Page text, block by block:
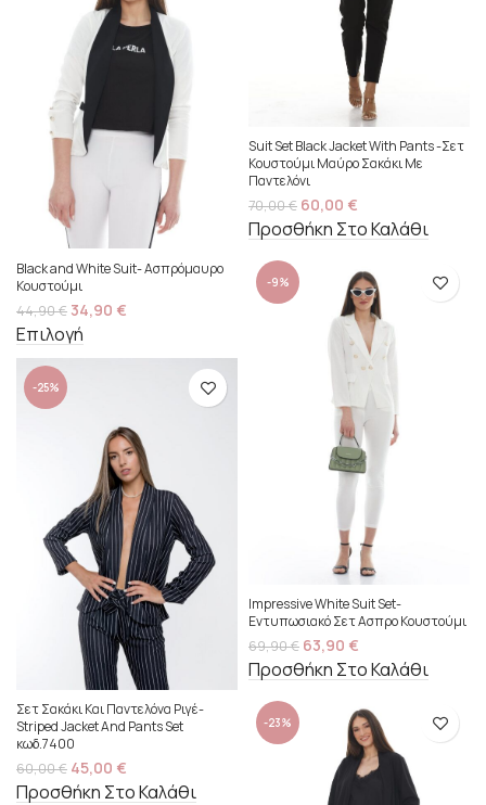
Suit Set Black Jacket With Pants -Σετ
Κουστούμι Μαύρο Σακάκι Με
Παντελόνι
70,00€ 60,00 €
Προσθήκη Στο Καλάθι
Black and White Suit- Ασπρόμαυρο
Κουστούμι
44,90€ 34,90 €
Επιλογή
-9%
Impressive White Suit Set-
Εντυπωσιακό Σετ Ασπρο Κουστούμι
69,90€ 63,90 €
Προσθήκη Στο Καλάθι
-25%
Σετ Σακάκι Και Παντελόνα Ριγέ-
Striped Jacket And Pants Set
κωδ.7400
60,00€ 45,00 €
Προσθήκη Στο Καλάθι
-23%